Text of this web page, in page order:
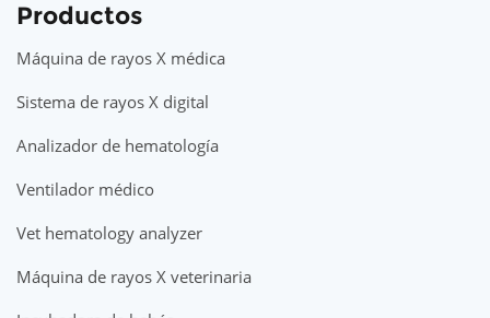
Productos
Máquina de rayos X médica
Sistema de rayos X digital
Analizador de hematología
Ventilador médico
Vet hematology analyzer
Máquina de rayos X veterinaria